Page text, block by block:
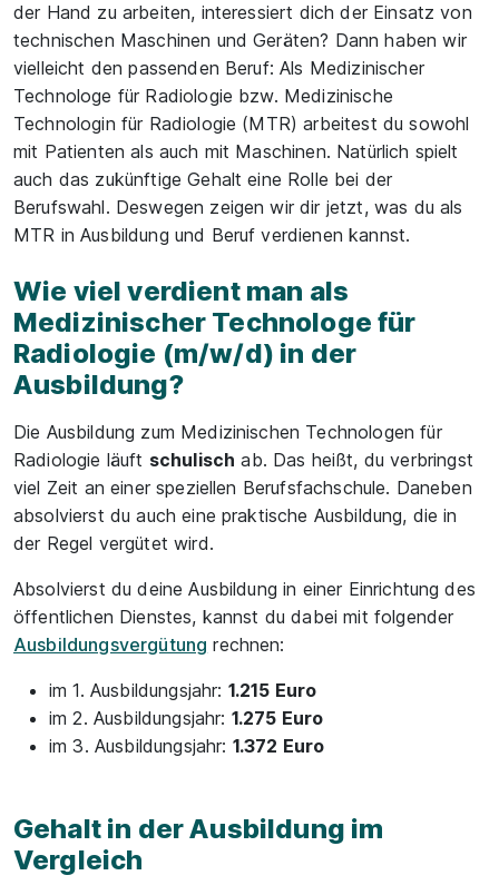
der Hand zu arbeiten, interessiert dich der Einsatz von
technischen Maschinen und Geräten? Dann haben wir
vielleicht den passenden Beruf: Als Medizinischer
Technologe für Radiologie bzw. Medizinische
Technologin für Radiologie (MTR) arbeitest du sowohl
mit Patienten als auch mit Maschinen. Natürlich spielt
auch das zukünftige Gehalt eine Rolle bei der
Berufswahl. Deswegen zeigen wir dir jetzt, was du als
MTR in Ausbildung und Beruf verdienen kannst.
Wie viel verdient man als
Medizinischer Technologe für
Radiologie (m/w/d) in der
Ausbildung?
Die Ausbildung zum Medizinischen Technologen für
Radiologie läuft schulisch ab. Das heißt, du verbringst
viel Zeit an einer speziellen Berufsfachschule. Daneben
absolvierst du auch eine praktische Ausbildung, die in
der Regel vergütet wird.
Absolvierst du deine Ausbildung in einer Einrichtung des
öffentlichen Dienstes, kannst du dabei mit folgender
Ausbildungsvergütung rechnen:
im 1. Ausbildungsjahr: 1.215 Euro
im 2. Ausbildungsjahr: 1.275 Euro
im 3. Ausbildungsjahr: 1.372 Euro
Gehalt in der Ausbildung im
Vergleich